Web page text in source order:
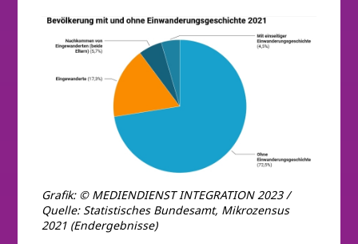
Grafik: © MEDIENDIENST INTEGRATION 2023 /
Quelle: Statistisches Bundesamt, Mikrozensus
2021 (Endergebnisse)